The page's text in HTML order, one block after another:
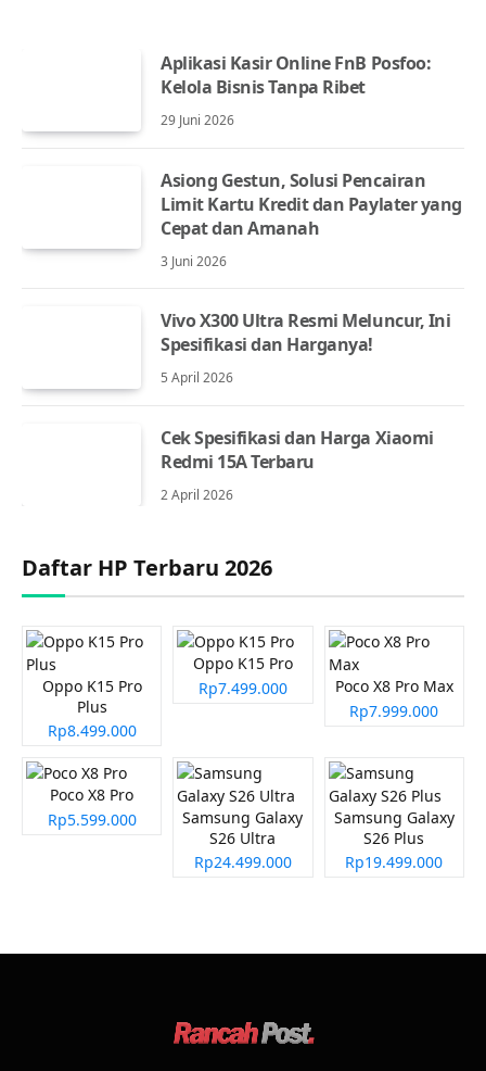
Aplikasi Kasir Online FnB Posfoo:
Kelola Bisnis Tanpa Ribet
29 Juni 2026
Asiong Gestun, Solusi Pencairan
Limit Kartu Kredit dan Paylater yang
Cepat dan Amanah
3 Juni 2026
Vivo X300 Ultra Resmi Meluncur, Ini
Spesifikasi dan Harganya!
5 April 2026
Cek Spesifikasi dan Harga Xiaomi
Redmi 15A Terbaru
2 April 2026
Daftar HP Terbaru 2026
Oppo K15 Pro
Plus
Rp8.499.000
Oppo K15 Pro
Rp7.499.000
Poco X8 Pro Max
Rp7.999.000
Poco X8 Pro
Rp5.599.000
Samsung Galaxy
S26 Ultra
Rp24.499.000
Samsung Galaxy
S26 Plus
Rp19.499.000